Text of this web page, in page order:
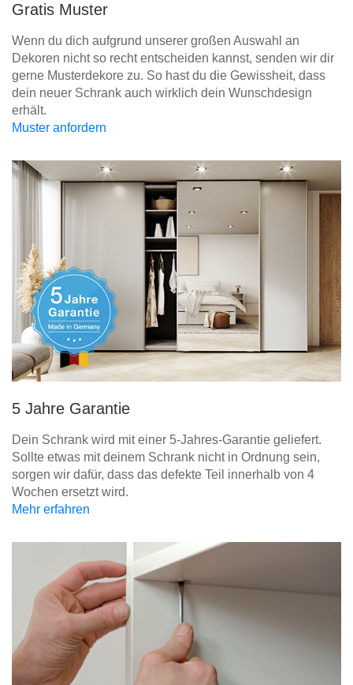
Gratis Muster
Wenn du dich aufgrund unserer großen Auswahl an
Dekoren nicht so recht entscheiden kannst, senden wir dir
gerne Musterdekore zu. So hast du die Gewissheit, dass
dein neuer Schrank auch wirklich dein Wunschdesign
erhält.
Muster anfordern
5 Jahre Garantie
Dein Schrank wird mit einer 5-Jahres-Garantie geliefert.
Sollte etwas mit deinem Schrank nicht in Ordnung sein,
sorgen wir dafür, dass das defekte Teil innerhalb von 4
Wochen ersetzt wird.
Mehr erfahren